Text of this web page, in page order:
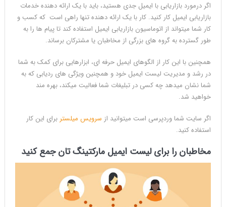
اگر درمورد بازاریابی با ایمیل جدی هستید، باید با یک ارائه دهنده خدمات
بازاریابی ایمیل کار کنید. کار با یک ارائه دهنده تنها راهی است که کسب و
کار شما میتواند از اتوماسیون بازاریابی ایمیل استفاده کند تا پیام ها را به
طور گسترده به گروه های بزرگی از مخاطبان یا مشترکان برساند.
همچنین با این کار از الگوهای ایمیل حرفه ای، ابزارهایی برای کمک به شما
در رشد و مدیریت لیست ایمیل خود و همچنین ویژگی های ردیابی که به
شما نشان میدهد چه کسی در تبلیغات شما فعالیت میکند،‌ بهره مند
خواهید شد.
اگر سایت شما وردپرسی است میتوانید از سرویس میلستربرای این کار
استفاده کنید.
مخاطبان را برای لیست ایمیل مارکتینگ تان جمع کنید